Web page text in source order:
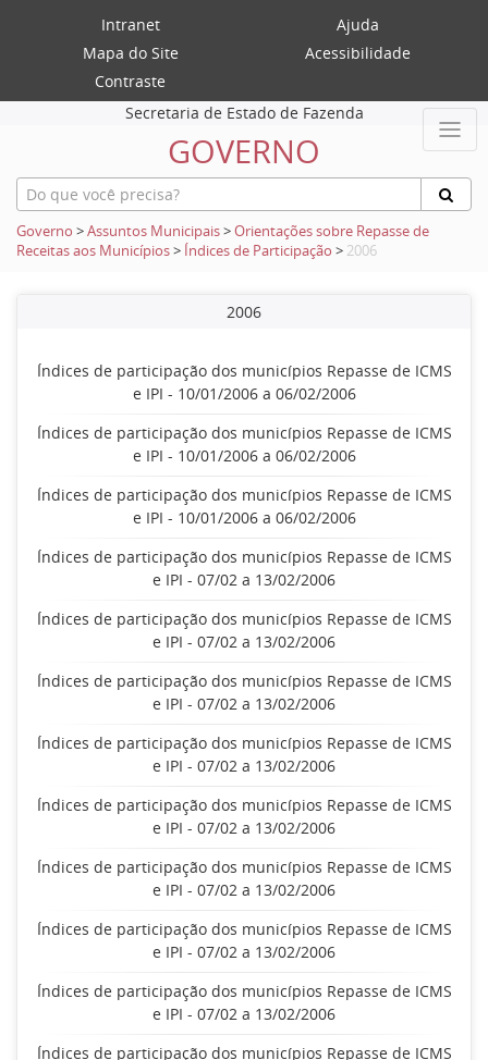
Intranet
Ajuda
Mapa do Site
Acessibilidade
Contraste
Secretaria de Estado de Fazenda
GOVERNO
Governo >Assuntos Municipais>Orientações sobre Repasse de
Receitas aos Municípios> Índices de Participação > 2006
2006
Índices de participação dos municípios Repasse de ICMS
e IPI - 10/01/2006 a 06/02/2006
Índices de participação dos municípios Repasse de ICMS
e IPI - 10/01/2006 a 06/02/2006
Índices de participação dos municípios Repasse de ICMS
e IPI - 10/01/2006 a 06/02/2006
Índices de participação dos municípios Repasse de ICMS
e IPI - 07/02 a 13/02/2006
Índices de participação dos municípios Repasse de ICMS
e IPI - 07/02 a 13/02/2006
Índices de participação dos municípios Repasse de ICMS
e IPI - 07/02 a 13/02/2006
Índices de participação dos municípios Repasse de ICMS
e IPI - 07/02 a 13/02/2006
Índices de participação dos municípios Repasse de ICMS
e IPI - 07/02 a 13/02/2006
Índices de participação dos municípios Repasse de ICMS
e IPI - 07/02 a 13/02/2006
Índices de participação dos municípios Repasse de ICMS
e IPI - 07/02 a 13/02/2006
Índices de participação dos municípios Repasse de ICMS
e IPI - 07/02 a 13/02/2006
Índices de participação dos municípios Repasse de ICMS